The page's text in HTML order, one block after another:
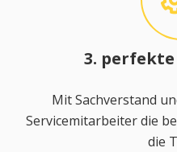
3.
Mit Sachverstand
Servicemitarbeiter die
die